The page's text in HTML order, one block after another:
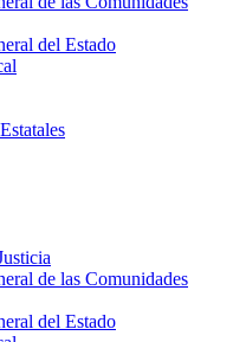
del Estado
de las Comunidades
del Estado